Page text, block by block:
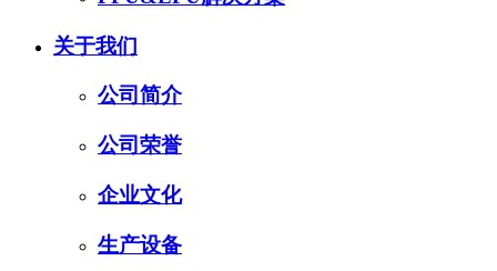
关于我们
公司简介
公司荣誉
企业文化
生产设备